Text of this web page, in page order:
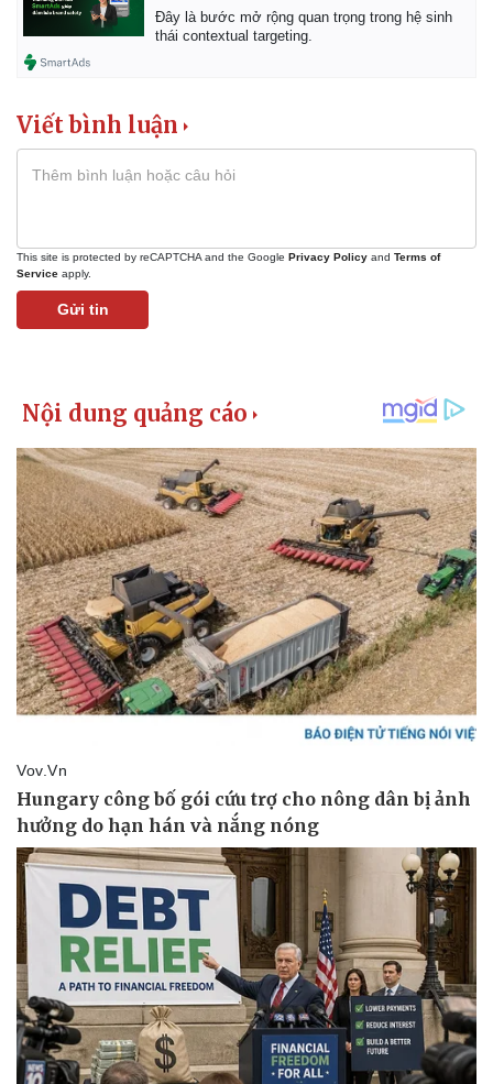
Kinh tế
Bất động sản
Khởi nghiệp
Thị trường
Giá vàng
Tiêu dùng
Tỷ giá
Chứng khoán
Giá cà phê
Đây là bước mở rộng quan trọng trong hệ sinh
thái contextual targeting.
Viết bình luận
This site is protected by reCAPTCHA and the Google Privacy Policy and Terms of
Service apply.
Gửi tin